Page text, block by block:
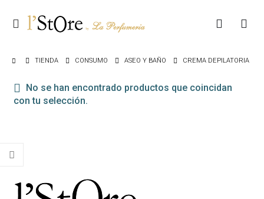
TIENDA CONSUMO ASEO Y BAÑO CREMA DEPILATORIA
No se han encontrado productos que coincidan
con tu selección.